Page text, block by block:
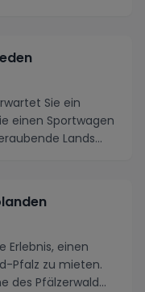
Sie ein
einen Sportwagen
Lands...
Erlebnis, einen
Pfalz zu mieten.
des Pfälzerwald...